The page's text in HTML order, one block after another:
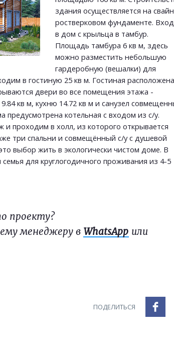
здания осуществляется на
ростверковом фундаменте.
в дом с крыльца в тамбур.
Площадь тамбура 6 кв м, здесь
можно разместить небольшую
гардеробную (вешалки) для
в гостиную 25 кв м. Гостиная расположена
двери во все помещения этажа -
кв м, кухню 14.72 кв м и санузел
предусмотрена котельная с входом из с/у.
проходим в холл, из которого открывается
три спальни и совмещённый с/у с душевой
выбор жить в экологически чистом доме. В
для круглогодичного проживания из 4-5
проекту?
менеджеру в WhatsApp или
ПОДЕЛИТЬСЯ